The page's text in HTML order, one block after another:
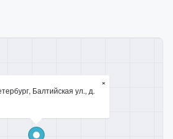
Балтийская ул., д.
×